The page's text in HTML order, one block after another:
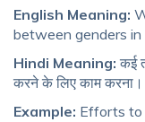
English Meaning:
between genders in
Hindi Meaning: कई
करने के लिए काम करना।
Example: Efforts to